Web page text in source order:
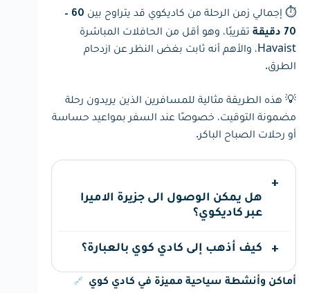
⏱️ إجمالي زمن الرحلة من كاديكوي قد يتراوح بين
60 –
70 دقيقة
تقريبًا، وهو أقل من الحافلات المباشرة
Havaist، والأهم أنه ثابت بغض النظر عن ازدحام
الطرق.
💡 هذه الطريقة مثالية للمسافرين الذين يريدون رحلة
مضمونة التوقيت، خصوصًا عند السفر بمواعيد حساسة
أو رحلات الصباح الباكر.
هل يمكن الوصول الى جزيرة الاميرا
عبر كاديكوي؟
كيف أذهب إلى كادي كوي بالعبارة؟
أماكن وأنشطة سياحية مميزة في كادي كوي 🔗